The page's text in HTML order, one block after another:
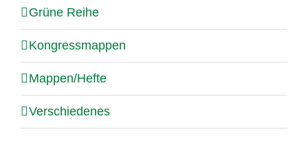
Grüne Reihe
Kongressmappen
Mappen/Hefte
Verschiedenes